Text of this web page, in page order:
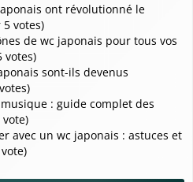
ont révolutionné le
votes)
de wc japonais pour tous vos
votes)
sont-ils devenus
: guide complet des
avec un wc japonais : astuces et